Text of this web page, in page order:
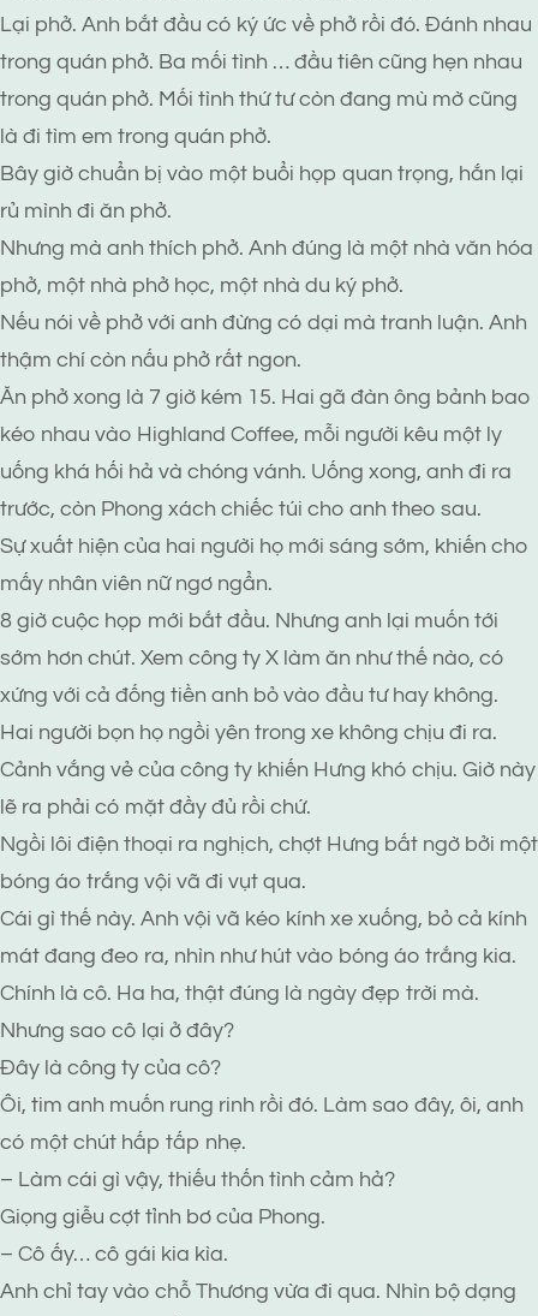
Lại phở. Anh bắt đầu có ký ức về phở rồi đó. Đánh nhau
trong quán phở. Ba mối tình … đầu tiên cũng hẹn nhau
trong quán phở. Mối tình thứ tư còn đang mù mờ cũng
là đi tìm em trong quán phở.
Bây giờ chuẩn bị vào một buổi họp quan trọng, hắn lại
rủ mình đi ăn phở.
Nhưng mà anh thích phở. Anh đúng là một nhà văn hóa
phở, một nhà phở học, một nhà du ký phở.
Nếu nói về phở với anh đừng có dại mà tranh luận. Anh
thậm chí còn nấu phở rất ngon.
Ăn phở xong là 7 giờ kém 15. Hai gã đàn ông bảnh bao
kéo nhau vào Highland Coffee, mỗi người kêu một ly
uống khá hối hả và chóng vánh. Uống xong, anh đi ra
trước, còn Phong xách chiếc túi cho anh theo sau.
Sự xuất hiện của hai người họ mới sáng sớm, khiến cho
mấy nhân viên nữ ngơ ngẩn.
8 giờ cuộc họp mới bắt đầu. Nhưng anh lại muốn tới
sớm hơn chút. Xem công ty X làm ăn như thế nào, có
xứng với cả đống tiền anh bỏ vào đầu tư hay không.
Hai người bọn họ ngồi yên trong xe không chịu đi ra.
Cảnh vắng vẻ của công ty khiến Hưng khó chịu. Giờ này
lẽ ra phải có mặt đầy đủ rồi chứ.
Ngồi lôi điện thoại ra nghịch, chợt Hưng bất ngờ bởi một
bóng áo trắng vội vã đi vụt qua.
Cái gì thế này. Anh vội vã kéo kính xe xuống, bỏ cả kính
mát đang đeo ra, nhìn như hút vào bóng áo trắng kia.
Chính là cô. Ha ha, thật đúng là ngày đẹp trời mà.
Nhưng sao cô lại ở đây?
Đây là công ty của cô?
Ôi, tim anh muốn rung rinh rồi đó. Làm sao đây, ôi, anh
có một chút hấp tấp nhẹ.
– Làm cái gì vậy, thiếu thốn tình cảm hả?
Giọng giễu cợt tỉnh bơ của Phong.
– Cô ấy… cô gái kia kìa.
Anh chỉ tay vào chỗ Thương vừa đi qua. Nhìn bộ dạng